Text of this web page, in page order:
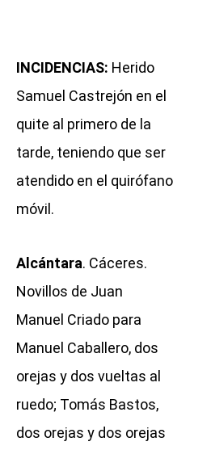
INCIDENCIAS: Herido
Samuel Castrejón en el
quite al primero de la
tarde, teniendo que ser
atendido en el quirófano
móvil.
Alcántara. Cáceres.
Novillos de Juan
Manuel Criado para
Manuel Caballero, dos
orejas y dos vueltas al
ruedo; Tomás Bastos,
dos orejas y dos orejas